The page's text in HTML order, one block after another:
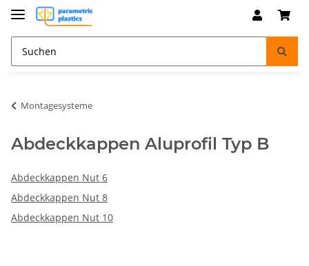
Montagesysteme
Abdeckkappen Aluprofil Typ B
Abdeckkappen Nut 6
Abdeckkappen Nut 8
Abdeckkappen Nut 10